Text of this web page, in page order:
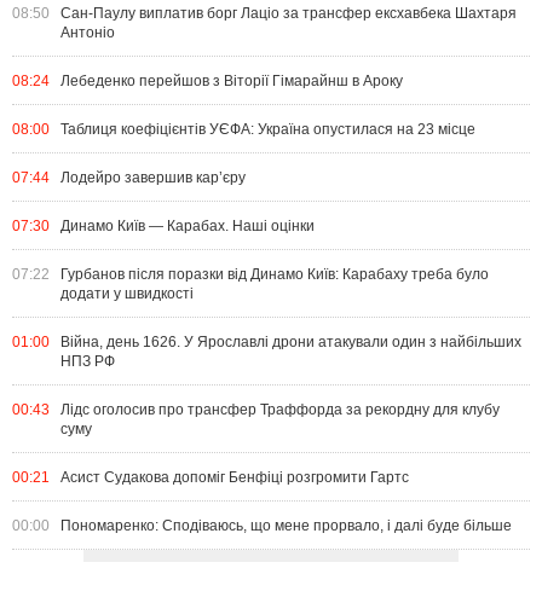
08:50
Сан-Паулу виплатив борг Лаціо за трансфер ексхавбека Шахтаря
Антоніо
08:24 Лебеденко перейшов з Віторії Гімарайнш в Ароку
08:00 Таблиця коефіцієнтів УЄФА: Україна опустилася на 23 місце
07:44 Лодейро завершив кар’єру
07:30 Динамо Київ — Карабах. Наші оцінки
07:22
Гурбанов після поразки від Динамо Київ: Карабаху треба було
додати у швидкості
01:00
Війна, день 1626. У Ярославлі дрони атакували один з найбільших
НПЗ РФ
00:43
Лідс оголосив про трансфер Траффорда за рекордну для клубу
суму
00:21 Асист Судакова допоміг Бенфіці розгромити Гартс
00:00 Пономаренко: Сподіваюсь, що мене прорвало, і далі буде більше